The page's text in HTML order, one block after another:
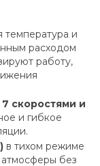
температура и
расходом
работу,
скоростями и
и гибкое
в тихом режиме
без